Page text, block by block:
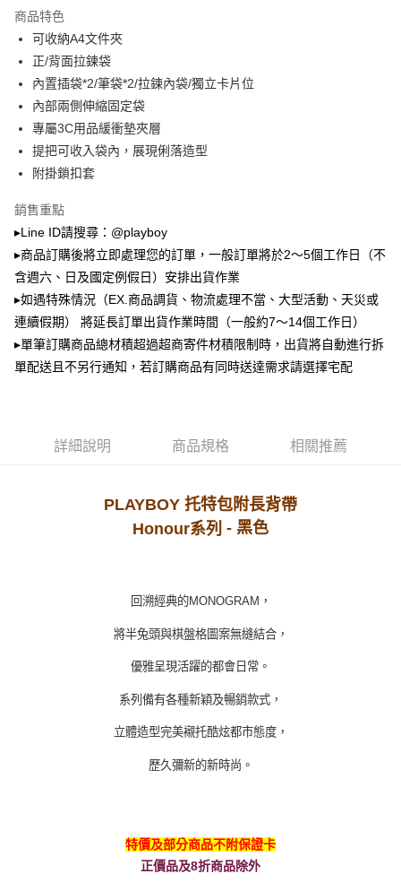
消。如遇「轉專審核」未通過狀況，表示未達大哥付你分期系統評分，恕無
法說明評估內容。
【繳款方式說明】
1.分期款項不併入電信帳單，「大哥付你分期」於每月結算日後寄送繳費提
2.透過簡訊連結打開帳單後，可選擇「超商條碼／台灣大直營門市／銀行轉
帳／街口支付／iPASS MONEY」等通路繳費。
【注意事項】
1.本服務係由「台灣大哥大股份有限公司」（以下簡稱本公司）所提供，讓
用戶於交易時，得透過本服務購買商品或服務，並由商店將買賣／分期付款
2.基於同意付款使用「大哥付你分期」之契約關係目的，商店將以您的個人
資料（包含姓名、電話或地址）提供予台灣大哥大進項蒐集、處理及利用，
由本公司與您本人進行分期帳單所需資料之確認、核對及更正。
3.完整用戶服務條款，請詳閱以下連結：
https://oppay.tw/userRule
付款後全家取貨
每筆NT$100，滿NT$700(含以上)免運費
每筆NT$100，滿NT$900(含以上)免運費
付款後萊爾富取貨
每筆NT$100，滿NT$700(含以上)免運費
7-11取貨付款
每筆NT$100，滿NT$900(含以上)免運費
付款後7-11取貨
每筆NT$100，滿NT$700(含以上)免運費
宅配
每筆NT$100，滿NT$700(含以上)免運費
商品特色
可收納A4文件夾
正/背面拉鍊袋
內置插袋*2/筆袋*2/拉鍊內袋/獨立卡片位
內部兩側伸縮固定袋
專屬3C用品緩衝墊夾層
提把可收入袋內，展現俐落造型
附掛鎖扣套
銷售重點
▸Line ID請搜尋：@playboy
▸商品訂購後將立即處理您的訂單，一般訂單將於2～5個工作日（不
含週六、日及國定例假日）安排出貨作業
▸如遇特殊情況（EX.商品調貨、物流處理不當、大型活動、天災或
連續假期） 將延長訂單出貨作業時間（一般約7～14個工作日）
▸單筆訂購商品總材積超過超商寄件材積限制時，出貨將自動進行拆
單配送且不另行通知，若訂購商品有同時送達需求請選擇宅配
詳細說明 商品規格 相關推薦
PLAYBOY 托特包附長背帶
Honour系列 - 黑色
回溯經典的MONOGRAM ，
將半兔頭與棋盤格圖案無縫結合，
優雅呈現活躍的都會日常。
系列備有各種新穎及暢銷款式，
立體造型完美襯托酷炫都市態度，
歷久彌新的新時尚。
特價及部分商品不附保證卡
正價品及8折商品除外